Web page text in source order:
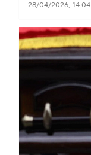
28/04/2026, 14:04